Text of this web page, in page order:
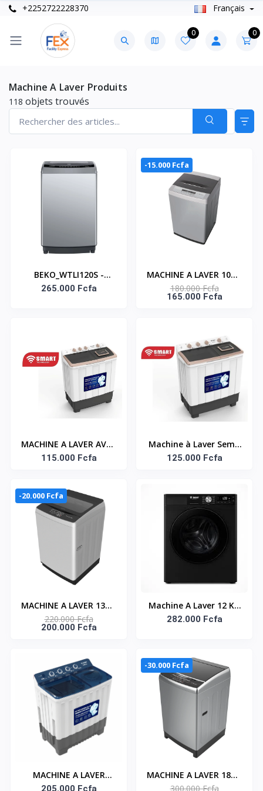
+2252722228370 Français
0 0
Machine A Laver Produits
118 objets trouvés
BEKO_WTLI120S -
MACHINE A LAVER
CLAIR/220V/FUZZY
CONTROL
265.000 Fcfa
-15.000 Fcfa
MACHINE A LAVER 10KG
TOP LOAD
AUTOMATIQUE -
180.000 Fcfa
165.000 Fcfa
MACHINE A LAVER AVEC
ESSORAGE 2 EN 1 SEMI-
STMLS-10H SMART
TECHNOLOGY
Référence : STMLS-10H
115.000 Fcfa
Machine à Laver Semi-
Auto – Double Bac
Blanc – Garantie 6
Mois
125.000 Fcfa
-20.000 Fcfa
MACHINE A LAVER 13KG
TOP LOAD
AUTOMATIQUE -
220.000 Fcfa
200.000 Fcfa
Machine A Laver 12 KG
Automatique (STML-
Garantie 6 Mois -
Smart technology
282.000 Fcfa
MACHINE A LAVER
205.000 Fcfa
-30.000 Fcfa
MACHINE A LAVER 18KG
300.000 Fcfa